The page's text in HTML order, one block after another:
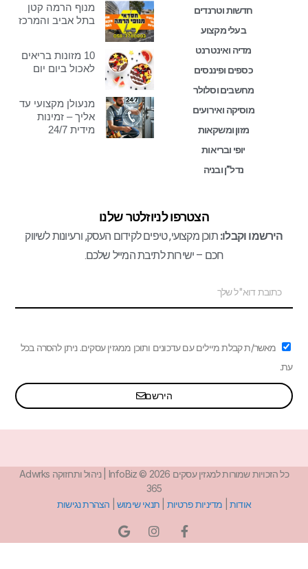
חדשות וטרנדים
בעלי מקצוע
מדיה ואינטרנט
כספים ופיננסים
מחשבים וסלולר
מוסיקה ואירועים
מזון ומשקאות
יופי ובריאות
נדל”ן ובניה
מנוף הרמה קטן
בתל אביב והמרכז
10 מזונות בריאים
לאכול ביום יום
מנעולן מקצועי עד
אליך – זמינות
מידית 24/7
הצטרפו לניוזלטר שלנו
הירשמו וקבלו: תוכן מקצועי, טיפים לקידום העסק, ורעיונות לשיווק
חכם – ישירות לתיבת המייל שלכם.
מאשר/ת קבלת מיילים עם עדכונים ותוכן ממגזין עסקים. ניתן להסרה בכל
עת.
הירשם
כל הזכויות שמורות למגזין עסקים InfoBiz © 2026 | ניהול ותחזוקה Adwrks
365
אודות| מדיניות פרטיות |תנאי שימוש הצהרת נגישות